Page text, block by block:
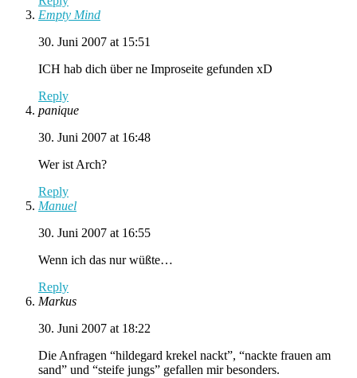
Empty Mind
30. Juni 2007 at 15:51
ICH hab dich über ne Improseite gefunden xD
Reply
panique
30. Juni 2007 at 16:48
Wer ist Arch?
Reply
Manuel
30. Juni 2007 at 16:55
Wenn ich das nur wüßte…
Reply
Markus
30. Juni 2007 at 18:22
Die Anfragen “hildegard krekel nackt”, “nackte frauen am
sand” und “steife jungs” gefallen mir besonders.